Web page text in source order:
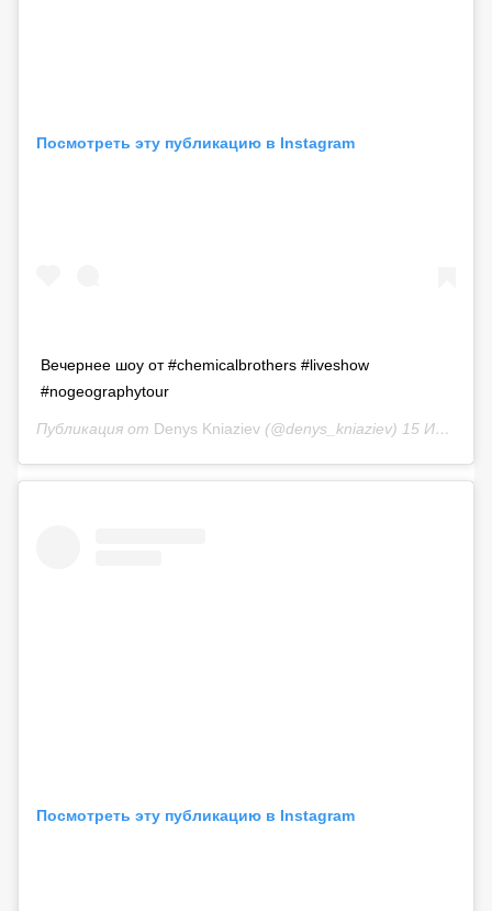
Посмотреть эту публикацию в Instagram
Вечернее шоу от #chemicalbrothers #liveshow
#nogeographytour
Публикация от Denys Kniaziev (@denys_kniaziev) 15 Июн 2019 в 10:17 PDT
Посмотреть эту публикацию в Instagram